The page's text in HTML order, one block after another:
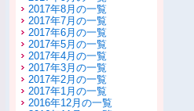
2017年8月の一覧
2017年7月の一覧
2017年6月の一覧
2017年5月の一覧
2017年4月の一覧
2017年3月の一覧
2017年2月の一覧
2017年1月の一覧
2016年12月の一覧